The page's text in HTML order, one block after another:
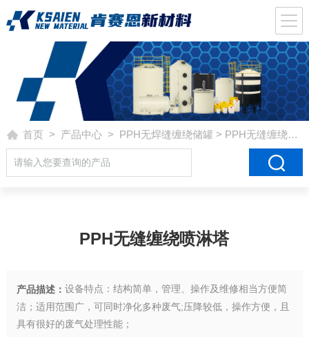
首页 > 产品中心> PPH无焊缝缠绕储罐 > PPH无缝缠绕喷淋塔
PPH无缝缠绕喷淋塔
产品描述： 设备特点：结构简单，管理、操作及维修相当方便简
洁；适用范围广，可同时净化多种废气;压降较低，操作方便，且
具有很好的废气处理性能；